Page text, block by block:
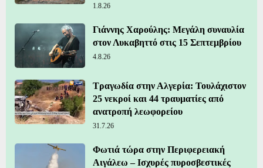
1.8.26
Γιάννης Χαρούλης: Μεγάλη συναυλία
στον Λυκαβηττό στις 15 Σεπτεμβρίου
4.8.26
Τραγωδία στην Αλγερία: Τουλάχιστον
25 νεκροί και 44 τραυματίες από
ανατροπή λεωφορείου
31.7.26
Φωτιά τώρα στην Περιφερειακή
Αιγάλεω – Ισχυρές πυροσβεστικές